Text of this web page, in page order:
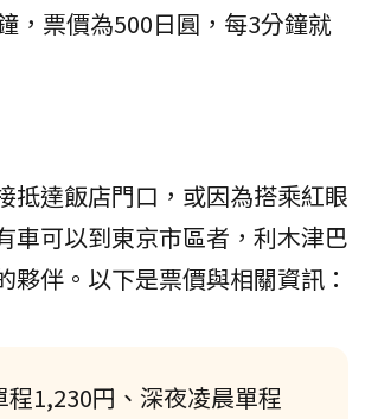
，票價為500日圓，每3分鐘就
抵達飯店門口，或因為搭乘紅眼
車可以到東京市區者，利木津巴
夥伴。以下是票價與相關資訊：
程1,230円、深夜凌晨單程